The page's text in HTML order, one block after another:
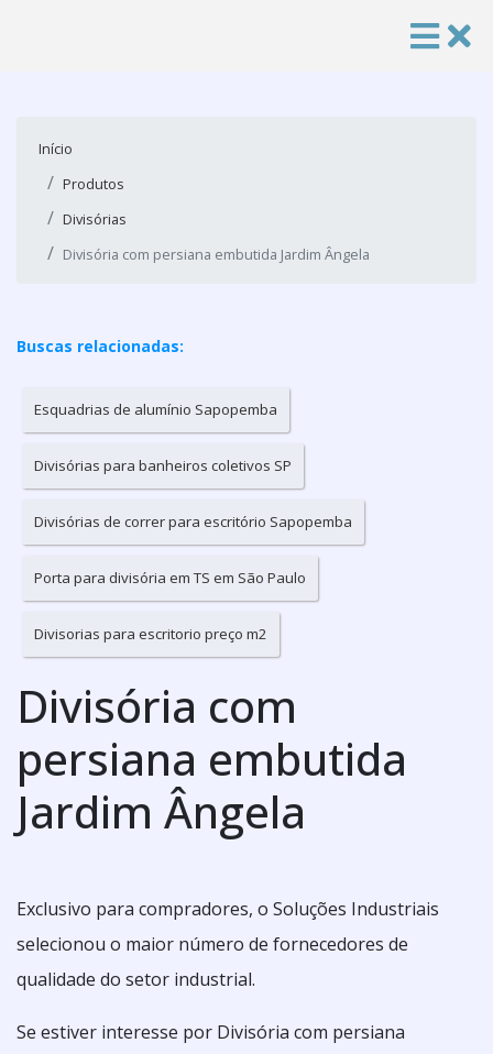
Início
Produtos
Divisórias
Divisória com persiana embutida Jardim Ângela
Buscas relacionadas:
Esquadrias de alumínio Sapopemba
Divisórias para banheiros coletivos SP
Divisórias de correr para escritório Sapopemba
Porta para divisória em TS em São Paulo
Divisorias para escritorio preço m2
Divisória com
persiana embutida
Jardim Ângela
Exclusivo para compradores, o Soluções Industriais
selecionou o maior número de fornecedores de
qualidade do setor industrial.
Se estiver interesse por Divisória com persiana